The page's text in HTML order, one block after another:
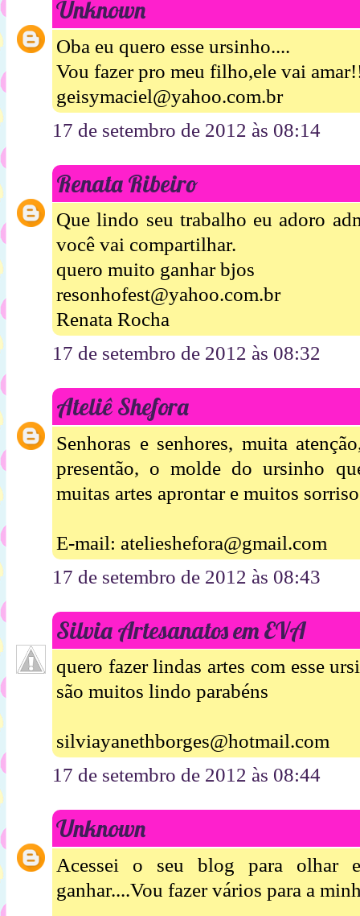
Unknown
Oba eu quero esse ursinho....
Vou fazer pro meu filho,ele vai
geisymaciel@yahoo.com.br
17 de setembro de 2012 às 08:14
Renata Ribeiro
Que lindo seu trabalho eu adoro
você vai compartilhar.
quero muito ganhar bjos
resonhofest@yahoo.com.br
Renata Rocha
17 de setembro de 2012 às 08:32
Ateliê Shefora
Senhoras e senhores, muita
presentão, o molde do ursinho
muitas artes aprontar e muitos
E-mail: atelieshefora@gmail.com
17 de setembro de 2012 às 08:43
Silvia Artesanatos em EVA
quero fazer lindas artes com esse
são muitos lindo parabéns
silviayanethborges@hotmail.com
17 de setembro de 2012 às 08:44
Unknown
Acessei o seu blog para olhar
ganhar....Vou fazer vários para a